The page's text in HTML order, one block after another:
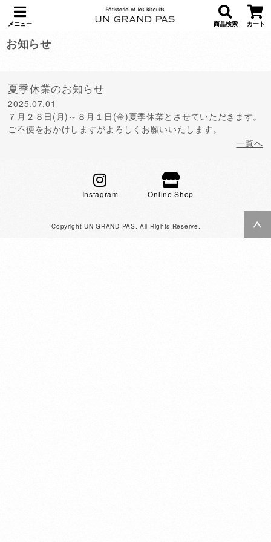
メニュー 商品検索 カート
お知らせ
夏季休業のお知らせ
2025.07.01
７月２８日(月)～８月１日(金)夏季休業とさせていただきます。
ご不便をおかけしますがよろしくお願いいたします。
一覧へ
Instagram Online Shop
Copyright UN GRAND PAS. All Rights Reserve.